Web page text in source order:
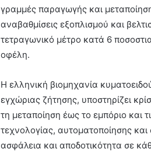
γραμμές παραγωγής και
αναβαθμίσεις εξοπλισμού και
τετραγωνικό μέτρο κατά 6
οφέλη.
Η ελληνική βιομηχανία
εγχώριας ζήτησης, υποστηρίζει
τη μεταποίηση έως το εμπόριο και
τεχνολογίας, αυτοματοποίησης
ασφάλεια και αποδοτικότητα σε